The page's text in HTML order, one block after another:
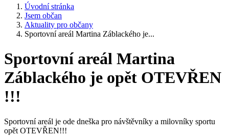
Úvodní stránka
Jsem občan
Aktuality pro občany
Sportovní areál Martina Záblackého je...
Sportovní areál Martina
Záblackého je opět OTEVŘEN
!!!
Sportovní areál je ode dneška pro návštěvníky a milovníky sportu
opět OTEVŘEN!!!